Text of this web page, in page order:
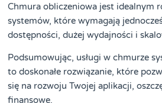
Chmura obliczeniowa jest idealnym
systemów, które wymagają
dostępności, dużej wydajności i
Podsumowując, usługi w chmurze
to doskonałe rozwiązanie, które
się na rozwoju Twojej aplikacji,
finansowe.